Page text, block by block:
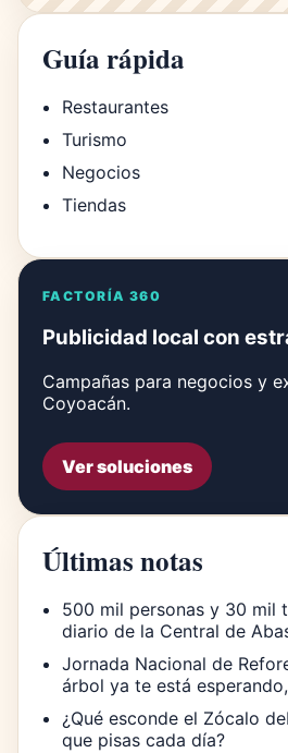
Guía rápida
Restaurantes
Turismo
Negocios
Tiendas
FACTORÍA 360
Publicidad local con
Campañas para negocios y
Coyoacán.
Ver soluciones
Últimas notas
500 mil personas y 30 mil
diario de la Central de
Jornada Nacional de
árbol ya te está
¿Qué esconde el Zócalo
que pisas cada día?